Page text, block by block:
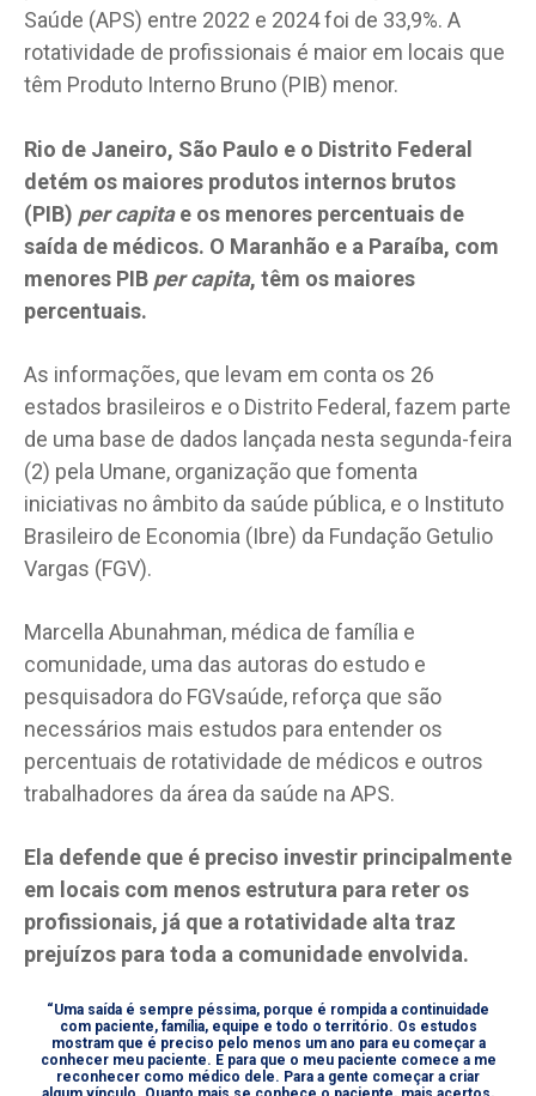
Saúde (APS) entre 2022 e 2024 foi de 33,9%. A
rotatividade de profissionais é maior em locais que
têm Produto Interno Bruno (PIB) menor.
Rio de Janeiro, São Paulo e o Distrito Federal
detém os maiores produtos internos brutos
(PIB) per capitae os menores percentuais de
saída de médicos. O Maranhão e a Paraíba, com
menores PIB per capita, têm os maiores
percentuais.
As informações, que levam em conta os 26
estados brasileiros e o Distrito Federal, fazem parte
de uma base de dados lançada nesta segunda-feira
(2) pela Umane, organização que fomenta
iniciativas no âmbito da saúde pública, e o Instituto
Brasileiro de Economia (Ibre) da Fundação Getulio
Vargas (FGV).
Marcella Abunahman, médica de família e
comunidade, uma das autoras do estudo e
pesquisadora do FGVsaúde, reforça que são
necessários mais estudos para entender os
percentuais de rotatividade de médicos e outros
trabalhadores da área da saúde na APS.
Ela defende que é preciso investir principalmente
em locais com menos estrutura para reter os
profissionais, já que a rotatividade alta traz
prejuízos para toda a comunidade envolvida.
“Uma saída é sempre péssima, porque é rompida a continuidade
com paciente, família, equipe e todo o território. Os estudos
mostram que é preciso pelo menos um ano para eu começar a
conhecer meu paciente. E para que o meu paciente comece a me
reconhecer como médico dele. Para a gente começar a criar